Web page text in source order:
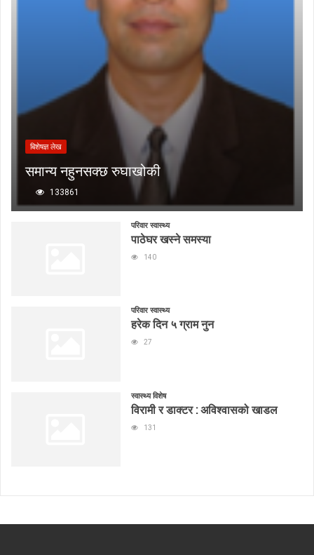
बिशेषज्ञ लेख
समान्य नहुनसक्छ रुघाखोकी
133861
परिवार स्वास्थ्य
पाठेघर खस्ने समस्या
140
परिवार स्वास्थ्य
हरेक दिन ५ ग्राम नुन
27
स्वास्थ्य विशेष
विरामी र डाक्टर : अविश्वासको खाडल
131